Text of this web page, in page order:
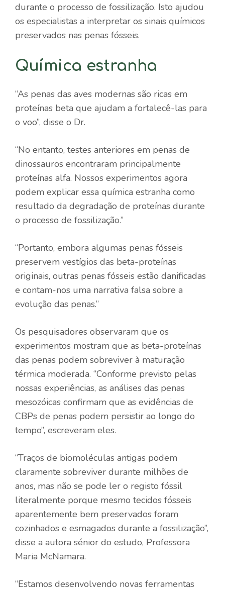
durante o processo de fossilização. Isto ajudou
os especialistas a interpretar os sinais químicos
preservados nas penas fósseis.
Química estranha
“As penas das aves modernas são ricas em
proteínas beta que ajudam a fortalecê-las para
o voo”, disse o Dr.
“No entanto, testes anteriores em penas de
dinossauros encontraram principalmente
proteínas alfa. Nossos experimentos agora
podem explicar essa química estranha como
resultado da degradação de proteínas durante
o processo de fossilização.”
“Portanto, embora algumas penas fósseis
preservem vestígios das beta-proteínas
originais, outras penas fósseis estão danificadas
e contam-nos uma narrativa falsa sobre a
evolução das penas.”
Os pesquisadores observaram que os
experimentos mostram que as beta-proteínas
das penas podem sobreviver à maturação
térmica moderada. “Conforme previsto pelas
nossas experiências, as análises das penas
mesozóicas confirmam que as evidências de
CBPs de penas podem persistir ao longo do
tempo”, escreveram eles.
“Traços de biomoléculas antigas podem
claramente sobreviver durante milhões de
anos, mas não se pode ler o registo fóssil
literalmente porque mesmo tecidos fósseis
aparentemente bem preservados foram
cozinhados e esmagados durante a fossilização”,
disse a autora sénior do estudo, Professora
Maria McNamara.
“Estamos desenvolvendo novas ferramentas